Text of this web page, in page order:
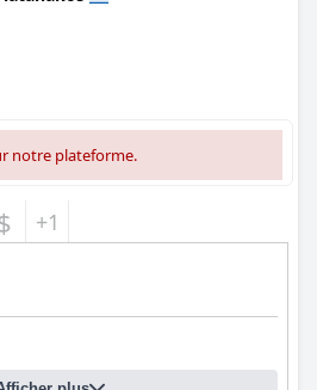
notre plateforme.
+1